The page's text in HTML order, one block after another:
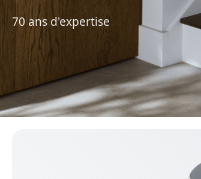
70 ans d'expertise